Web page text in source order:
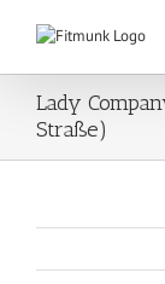
Lady
Straße)